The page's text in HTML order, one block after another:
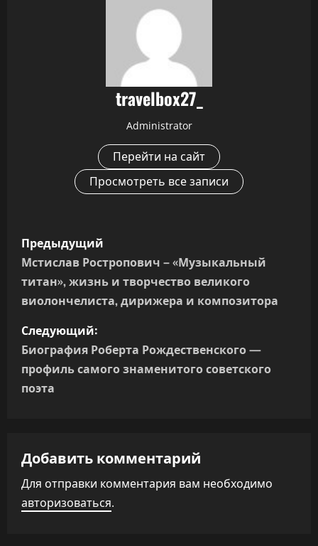
travelbox27_
Administrator
Перейти на сайт
Просмотреть все записи
Н
а
в
и
г
а
и
я
п
Предыдущий
Мстислав Ростропович – «Музыкальный
титан», жизнь и творчество великого
виолончелиста, дирижера и композитора
Следующий:
Биография Роберта Рождественского —
профиль самого знаменитого советского
поэта
Добавить комментарий
Для отправки комментария вам необходимо
авторизоваться.